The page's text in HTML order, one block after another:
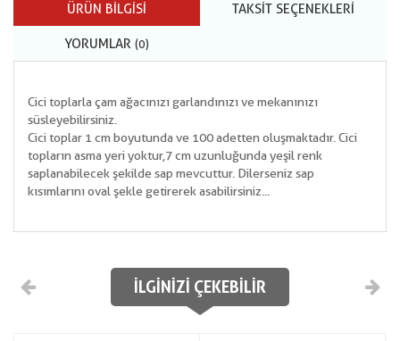
ÜRÜN BILGISI TAKSIT SEÇENEKLERI
YORUMLAR (0)
Cici toplarla çam ağacınızı garlandınızı ve mekanınızı
süsleyebilirsiniz.
Cici toplar 1 cm boyutunda ve 100 adetten oluşmaktadır. Cici
topların asma yeri yoktur,7 cm uzunluğunda yeşil renk
saplanabilecek şekilde sap mevcuttur. Dilerseniz sap
kısımlarını oval şekle getirerek asabilirsiniz...
İLGINIZI ÇEKEBILIR